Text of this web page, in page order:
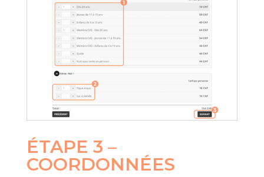
ÉTAPE 3 –
COORDONNÉES